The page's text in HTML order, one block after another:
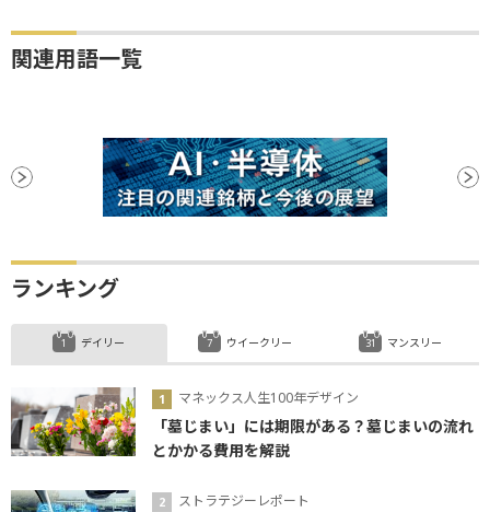
関連用語一覧
ランキング
デイリー
マネックス人生100年デザイン
「墓じまい」には期限がある？墓じまいの流れ
とかかる費用を解説
ストラテジーレポート
ウイークリー マンスリー